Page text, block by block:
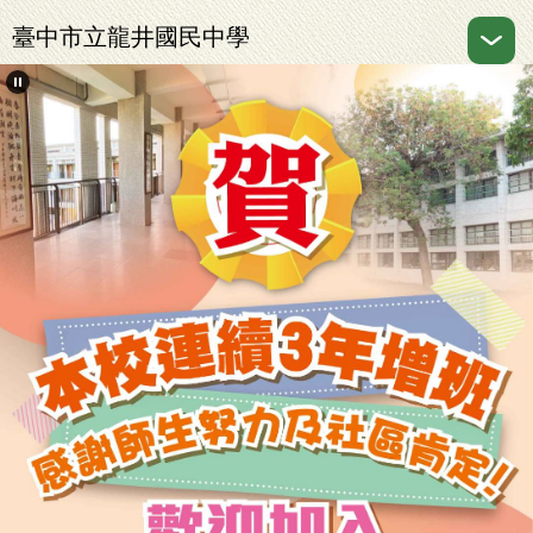
跳
到
主
要
內
容
區
臺中市立龍井國民中學